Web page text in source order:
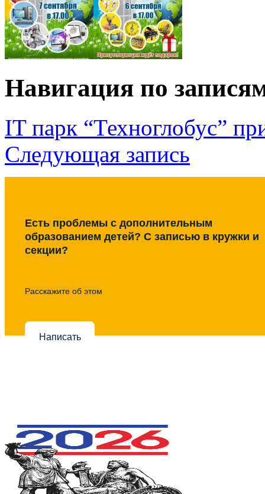
Навигация по
IT парк “Техноглобус”
Следующая запись
Есть проблемы с дополнительным
образованием детей? С записью в кружки и
секции?
Расскажите об этом
Написать